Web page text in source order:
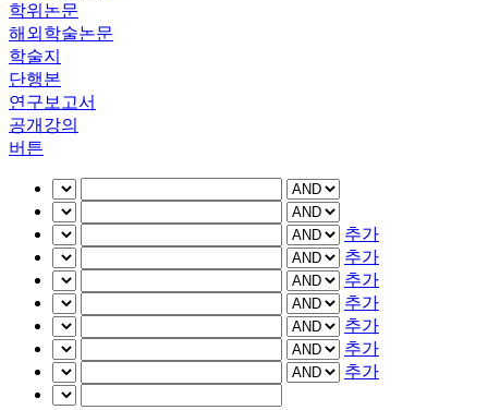
학위논문
해외학술논문
학술지
단행본
연구보고서
공개강의
버튼
추가
추가
추가
추가
추가
추가
추가